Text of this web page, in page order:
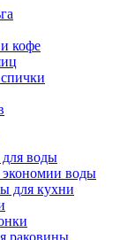
кофе
воды
экономии воды
для кухни
раковины